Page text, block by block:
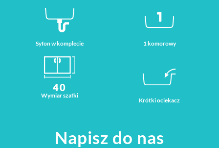
Syfon w komplecie 1 komorowy
40
Wymiar szafki
Krótki ociekacz
Napisz do nas